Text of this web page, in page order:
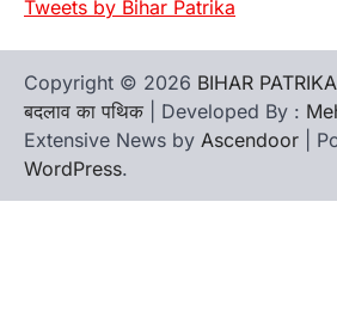
Tweets by Bihar Patrika
Copyright © 2026 BIHAR PATRIKA
बदलाव का पथिक | Developed By :
Extensive News by Ascendoor |
WordPress.